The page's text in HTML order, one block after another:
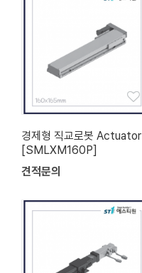
경제형 직교로봇 Actuator
[SMLXM160P]
견적문의